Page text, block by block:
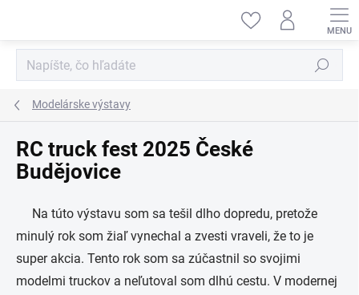
Hľadať
Modelárske výstavy
RC truck fest 2025 České
Budějovice
Na túto výstavu som sa tešil dlho dopredu, pretože
minulý rok som žiaľ vynechal a zvesti vraveli, že to je
super akcia. Tento rok som sa zúčastnil so svojimi
modelmi truckov a neľutoval som dlhú cestu. V modernej